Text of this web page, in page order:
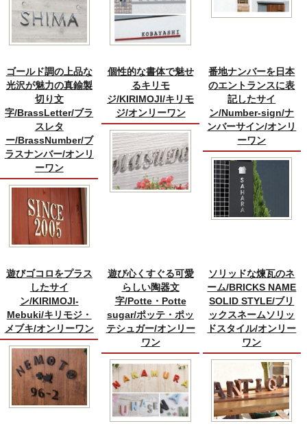
ゴールド調の上品な
光沢が魅力の真鍮製
切り文
字/BrassLetter/ブラ
スレタ
ー/BrassNumber/ブ
ラスナンバー/オンリ
ーワン
個性的な書体で魅せ
るキリモ
ジ/KIRIMOJI/キリモ
ジ/オンリーワン
番地ナンバーを日本
のエントランスに表
記したサイ
ン/Number-sign/ナ
ンバーサイン/オンリ
ーワン
遊びゴコロをプラス
したサイ
ン/KIRIMOJI‐
Mebuki/キリモジ・
メブキ/オンリーワン
遊び心くすぐる可愛
らしい陶器文
字/Potte・Potte
sugar/ポッテ・ポッ
テシュガー/オンリー
ワン
ソリッドな煉瓦のネ
ーム/BRICKS NAME
SOLID STYLE/ブリ
ックスネームソリッ
ドスタイル/オンリー
ワン